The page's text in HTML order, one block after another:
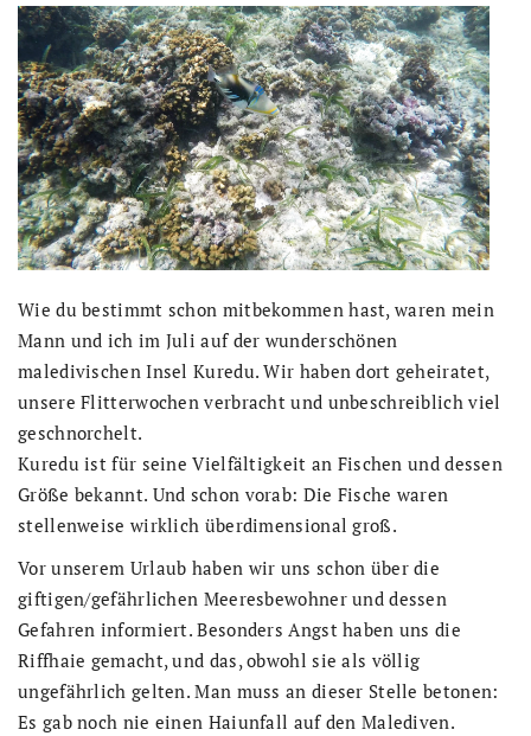
Wie du bestimmt schon mitbekommen hast, waren mein
Mann und ich im Juli auf der wunderschönen
maledivischen Insel Kuredu. Wir haben dort geheiratet,
unsere Flitterwochen verbracht und unbeschreiblich viel
geschnorchelt.
Kuredu ist für seine Vielfältigkeit an Fischen und dessen
Größe bekannt. Und schon vorab: Die Fische waren
stellenweise wirklich überdimensional groß.
Vor unserem Urlaub haben wir uns schon über die
giftigen/gefährlichen Meeresbewohner und dessen
Gefahren informiert. Besonders Angst haben uns die
Riffhaie gemacht, und das, obwohl sie als völlig
ungefährlich gelten. Man muss an dieser Stelle betonen:
Es gab noch nie einen Haiunfall auf den Malediven.